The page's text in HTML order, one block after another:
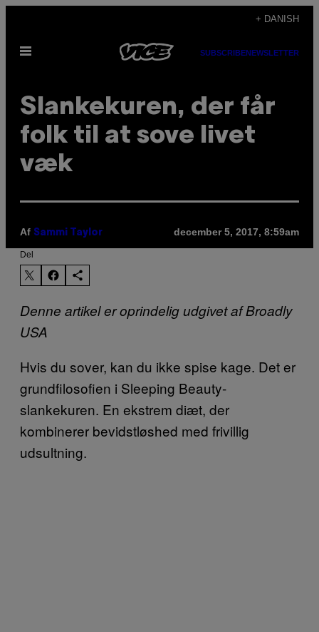
indhold
+ DANISH
Åbn
SUBSCRIBENEWSLETTER
Slankekuren, der får
folk til at sove livet
væk
Af Sammi Taylor december 5, 2017, 8:59am
Del
Denne artikel er oprindelig udgivet af Broadly
USA
Hvis du sover, kan du ikke spise kage. Det er
grundfilosofien i Sleeping Beauty-
slankekuren. En ekstrem diæt, der
kombinerer bevidstløshed med frivillig
udsultning.